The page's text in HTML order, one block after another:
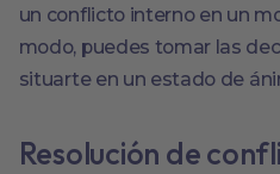
un conflicto interno en un
modo, puedes tomar las
situarte en un estado de
Resolución de